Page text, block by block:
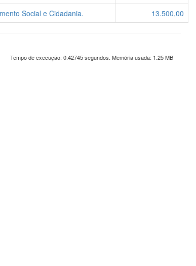
Social e Cidadania. 13.500,00
Tempo de execução: 0.42745 segundos. Memória usada: 1.25 MB